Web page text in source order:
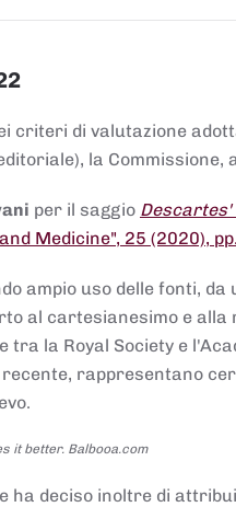
criteri di valutazione
la
per il saggio Descartes'
Medicine", 25 (2020),
ampio uso delle fonti,
al cartesianesimo e
tra la Royal Society e
rappresentano
it better. Balbooa.com
ha deciso inoltre di